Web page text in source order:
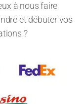
à nous faire
et débuter vos
?